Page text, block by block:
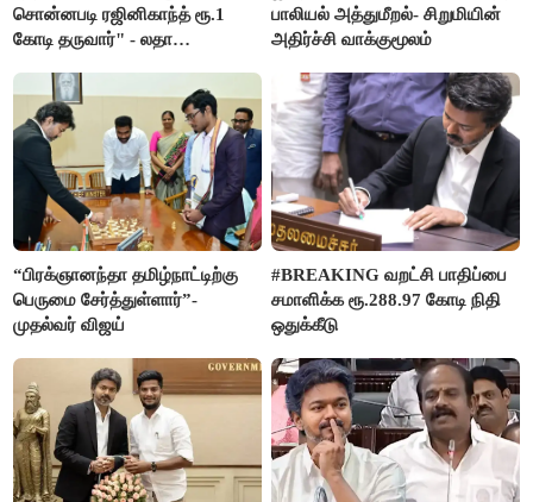
சொன்னபடி ரஜினிகாந்த் ரூ.1
கோடி தருவார்" - லதா
பாலியல் அத்துமீறல்- சிறுமியின்
அதிர்ச்சி வாக்குமூலம்
“பிரக்ஞானந்தா தமிழ்நாட்டிற்கு
பெருமை சேர்த்துள்ளார்”-
முதல்வர் விஜய்
#BREAKING வறட்சி பாதிப்பை
சமாளிக்க ரூ.288.97 கோடி நிதி
ஒதுக்கீடு